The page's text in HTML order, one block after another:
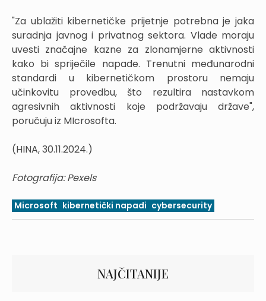
"Za ublažiti kibernetičke prijetnje potrebna je jaka
suradnja javnog i privatnog sektora. Vlade moraju
uvesti značajne kazne za zlonamjerne aktivnosti
kako bi spriječile napade. Trenutni međunarodni
standardi u kibernetičkom prostoru nemaju
učinkovitu provedbu, što rezultira nastavkom
agresivnih aktivnosti koje podržavaju države",
poručuju iz MIcrosofta.
(HINA, 30.11.2024.)
Fotografija: Pexels
Microsoft kibernetički napadi cybersecurity
NAJČITANIJE